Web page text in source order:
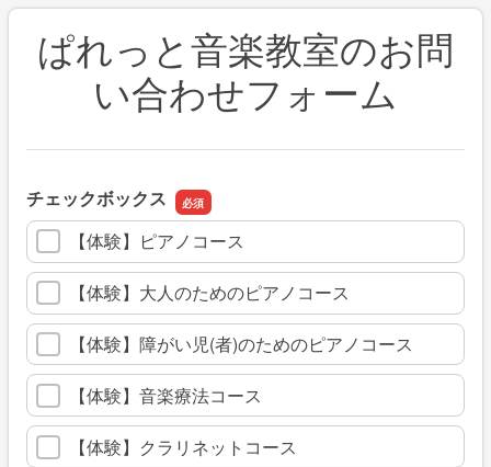
ぱれっと音楽教室のお問
い合わせフォーム
チェックボックス
【体験】ピアノコース
【体験】大人のためのピアノコース
【体験】障がい児(者)のためのピアノコース
【体験】音楽療法コース
【体験】クラリネットコース